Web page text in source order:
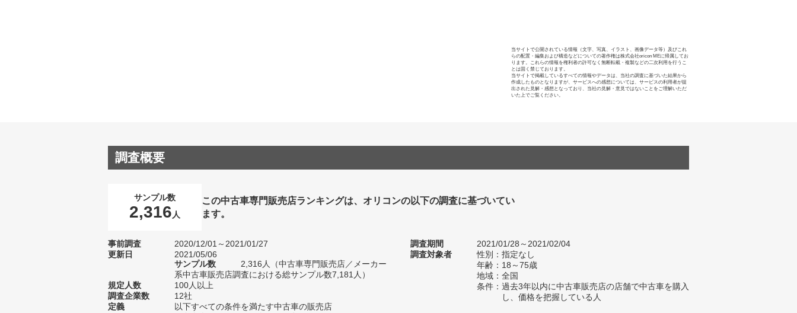
当サイトで公開されている情報（文字、写真、イラスト、画像データ等）及びこれ
らの配置・編集および構造などについての著作権は株式会社oricon MEに帰属してお
ります。これらの情報を権利者の許可なく無断転載・複製などの二次利用を行うこ
とは固く禁じております。
当サイトで掲載しているすべての情報やデータは、当社の調査に基づいた結果から
作成したものとなりますが、サービスへの感想については、サービスの利用者が提
出された見解・感想となっており、当社の見解・意見ではないことをご理解いただ
いた上でご覧ください。
調査概要
サンプル数
2,316 人
この中古車専門販売店ランキングは、オリコンの以下の調査に基づいてい
ます。
事前調査
2020/12/01～2021/01/27
更新日
2021/05/06
サンプル数
2,316人（中古車専門販売店／メーカー
系中古車販売店調査における総サンプル数7,181人）
規定人数
100人以上
調査企業数
12社
定義
以下すべての条件を満たす中古車の販売店
調査期間
2021/01/28～2021/02/04
調査対象者
性別：指定なし
年齢：18～75歳
地域：全国
条件：過去3年以内に中古車販売店の店舗で中古車を購入
し、価格を把握している人